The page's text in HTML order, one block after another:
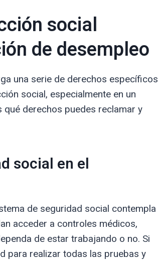
social
de desempleo
una serie de derechos específicos
social, especialmente en un
derechos puedes reclamar y
social en el
de seguridad social contempla
acceder a controles médicos,
de estar trabajando o no. Si
para realizar todas las pruebas y